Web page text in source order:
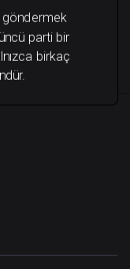
göndermek
parti bir
birkaç